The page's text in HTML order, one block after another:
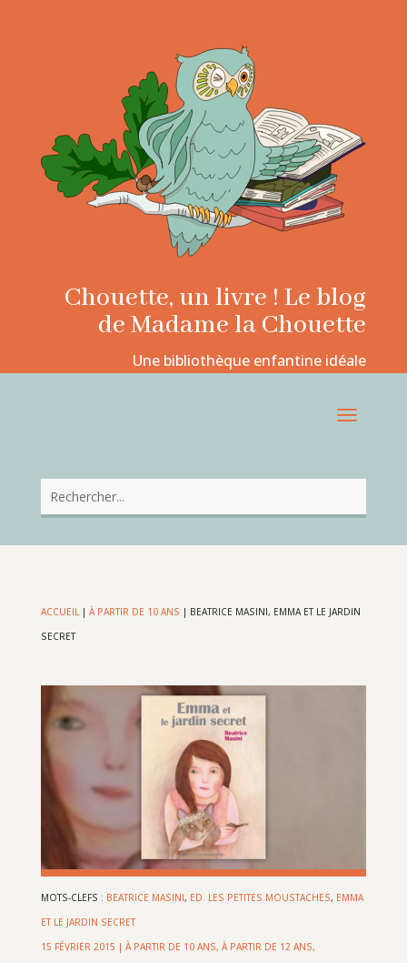
Chouette, un livre ! Le blog
de Madame la Chouette
Une bibliothèque enfantine idéale
ACCUEIL| À PARTIR DE 10 ANS | BEATRICE MASINI, EMMA ET LE JARDIN
SECRET
MOTS-CLEFS : BEATRICE MASINI, ED. LES PETITES MOUSTACHES, EMMA
ET LE JARDIN SECRET
15 FÉVRIER 2015 | À PARTIR DE 10 ANS, À PARTIR DE 12 ANS,